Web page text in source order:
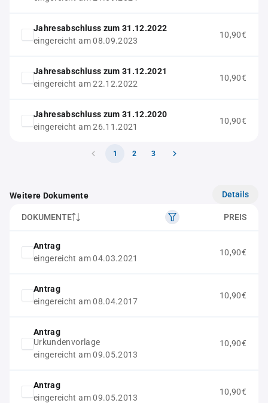
Jahresabschluss zum 31.12.2022
eingereicht am 08.09.2023
10,90€
Jahresabschluss zum 31.12.2021
eingereicht am 22.12.2022
10,90€
Jahresabschluss zum 31.12.2020
eingereicht am 26.11.2021
10,90€
1 2 3
Weitere Dokumente Details
DOKUMENTE PREIS
Antrag
eingereicht am 04.03.2021
10,90€
Antrag
eingereicht am 08.04.2017
10,90€
Antrag
Urkundenvorlage
eingereicht am 09.05.2013
10,90€
Antrag
eingereicht am 09.05.2013
10,90€